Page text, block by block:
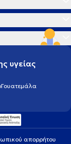
υγείας
Γουατεμάλα
απορρήτου